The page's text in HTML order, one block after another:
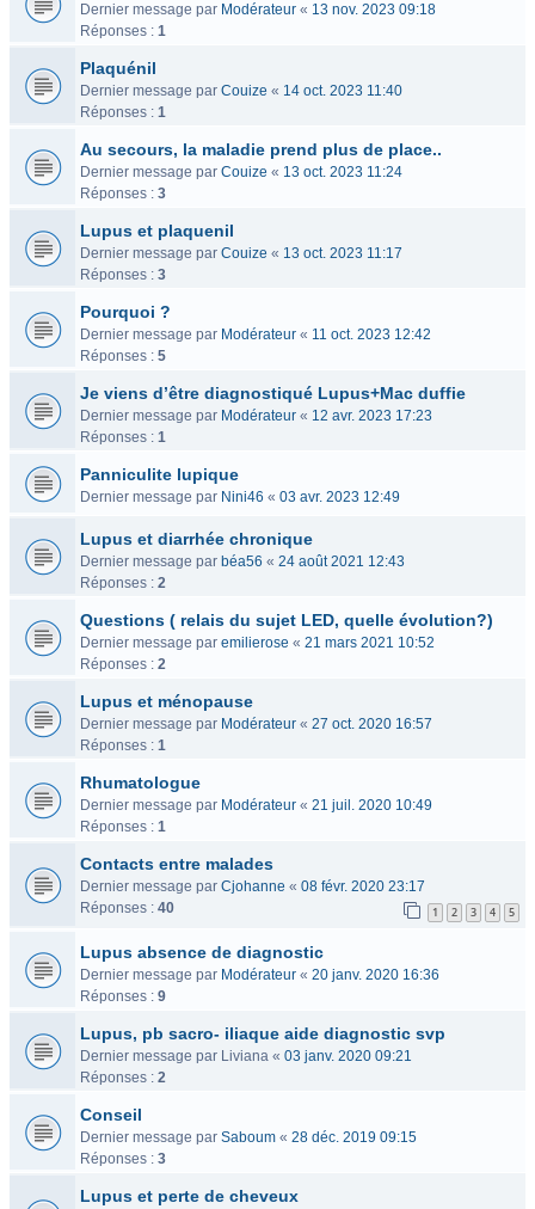
Dernier message par Modérateur « 13 nov. 2023 09:18
Réponses : 1
Plaquénil
Dernier message par Couize « 14 oct. 2023 11:40
Réponses : 1
Au secours, la maladie prend plus de place..
Dernier message par Couize « 13 oct. 2023 11:24
Réponses : 3
Lupus et plaquenil
Dernier message par Couize « 13 oct. 2023 11:17
Réponses : 3
Pourquoi ?
Dernier message par Modérateur « 11 oct. 2023 12:42
Réponses : 5
Je viens d’être diagnostiqué Lupus+Mac duffie
Dernier message par Modérateur « 12 avr. 2023 17:23
Réponses : 1
Panniculite lupique
Dernier message par Nini46 « 03 avr. 2023 12:49
Lupus et diarrhée chronique
Dernier message par béa56 « 24 août 2021 12:43
Réponses : 2
Questions ( relais du sujet LED, quelle évolution?)
Dernier message par emilierose « 21 mars 2021 10:52
Réponses : 2
Lupus et ménopause
Dernier message par Modérateur « 27 oct. 2020 16:57
Réponses : 1
Rhumatologue
Dernier message par Modérateur « 21 juil. 2020 10:49
Réponses : 1
Contacts entre malades
Dernier message par Cjohanne « 08 févr. 2020 23:17
Réponses : 40 1 2 3 4 5
Lupus absence de diagnostic
Dernier message par Modérateur « 20 janv. 2020 16:36
Réponses : 9
Lupus, pb sacro- iliaque aide diagnostic svp
Dernier message par Liviana « 03 janv. 2020 09:21
Réponses : 2
Conseil
Dernier message par Saboum « 28 déc. 2019 09:15
Réponses : 3
Lupus et perte de cheveux